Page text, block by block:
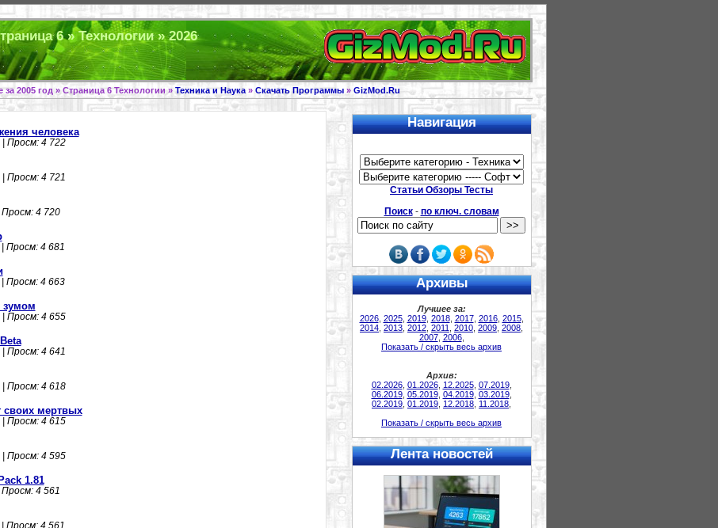
6 » Технологии » 2026
за 2005 год » Страница 6 Технологии » Техника и Наука » Скачать Программы » GizMod.Ru
человека
Просм: 4 722
Просм: 4 721
4 720
Просм: 4 681
Просм: 4 663
зумом
Просм: 4 655
Просм: 4 641
Просм: 4 618
своих мертвых
Просм: 4 615
Просм: 4 595
1.81
4 561
Просм: 4 561
Навигация
Статьи Обзоры Тесты
Поиск- по ключ. словам
Архивы
Лучшее за:
2026, 2025, 2019, 2018, 2017, 2016, 2015,
2014 2013 2012 2011 2010 2009 2008
2007, 2006,
Показать / скрыть весь архив
Архив:
02.2026, 01.2026, 12.2025, 07.2019,
06.2019, 05.2019, 04.2019, 03.2019,
02.2019 01.2019 12.2018 11.2018
Показать / скрыть весь архив
Лента новостей